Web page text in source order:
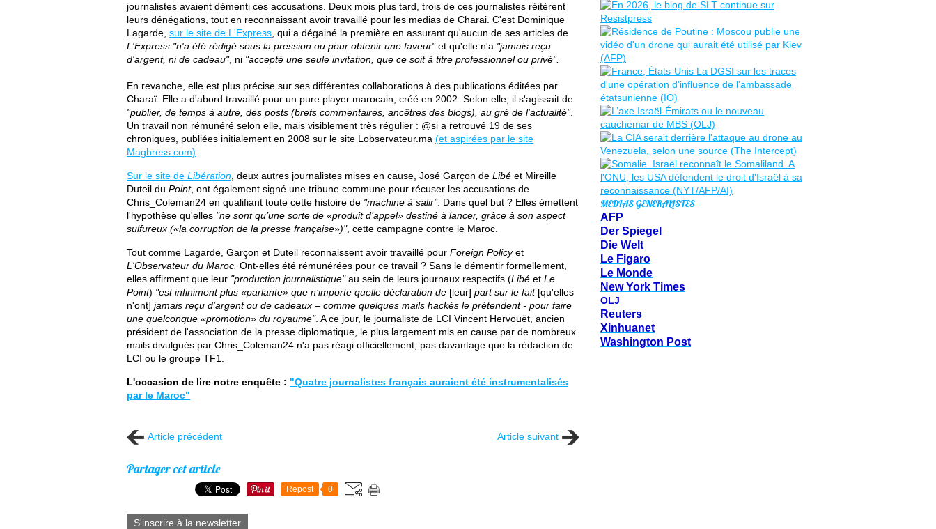
journalistes avaient démenti ces accusations. Deux mois plus tard, trois de ces journalistes réitèrent
leurs dénégations, tout en reconnaissant avoir travaillé pour les medias de Charai. C'est Dominique
Lagarde, sur le site de L'Express , qui a dégainé la première en assurant qu'aucun de ses articles de
L'Express "n'a été rédigé sous la pression ou pour obtenir une faveur"et qu'elle n'a "jamais reçu
d'argent, ni de cadeau", ni "accepté une seule invitation, que ce soit à titre professionnel ou privé".
En revanche, elle est plus précise sur ses différentes collaborations à des publications éditées par
Charaï. Elle a d'abord travaillé pour un pure player marocain, créé en 2002. Selon elle, il s'agissait de
"publier, de temps à autre, des posts (brefs commentaires, ancêtres des blogs), au gré de l'actualité".
Un travail non rémunéré selon elle, mais visiblement très régulier : @si a retrouvé 19 de ses
chroniques, publiées initialement en 2008 sur le site Lobservateur.ma (et aspirées par le site
Maghress.com)
Sur le site de Libération , deux autres journalistes mises en cause, José Garçon de Libé et Mireille
Duteil du Point, ont également signé une tribune commune pour récuser les accusations de
Chris_Coleman24 en qualifiant toute cette histoire de "machine à salir". Dans quel but ? Elles émettent
l'hypothèse qu'elles "ne sont qu’une sorte de «produit d’appel» destiné à lancer, grâce à son aspect
sulfureux («la corruption de la presse française»)", cette campagne contre le Maroc.
Tout comme Lagarde, Garçon et Duteil reconnaissent avoir travaillé pour Foreign Policyet
L'Observateur du Maroc. Ont-elles été rémunérées pour ce travail ? Sans le démentir formellement,
elles affirment que leur "production journalistique"au sein de leurs journaux respectifs (Libé et Le
Point) "est infiniment plus «parlante» que n’importe quelle déclaration de [leur] part sur le fait [qu'elles
n'ont] jamais reçu d’argent ou de cadeaux – comme quelques mails hackés le prétendent - pour faire
une quelconque «promotion» du royaume". A ce jour, le journaliste de LCI Vincent Hervouët, ancien
président de l'association de la presse diplomatique, le plus largement mis en cause par de nombreux
mails divulgués par Chris_Coleman24 n'a pas réagi officiellement, pas davantage que la rédaction de
LCI ou le groupe TF1.
L'occasion de lire notre enquête : "Quatre journalistes français auraient été instrumentalisés
par le Maroc"
Article précédent Article suivant
Partager cet article
Repost 0
S'inscrire à la newsletter
MEDIAS GENERALISTES
AFP
Der Spiegel
Die Welt
Le Figaro
Le Monde
New York Times
OLJ
Reuters
Xinhuanet
Washington Post